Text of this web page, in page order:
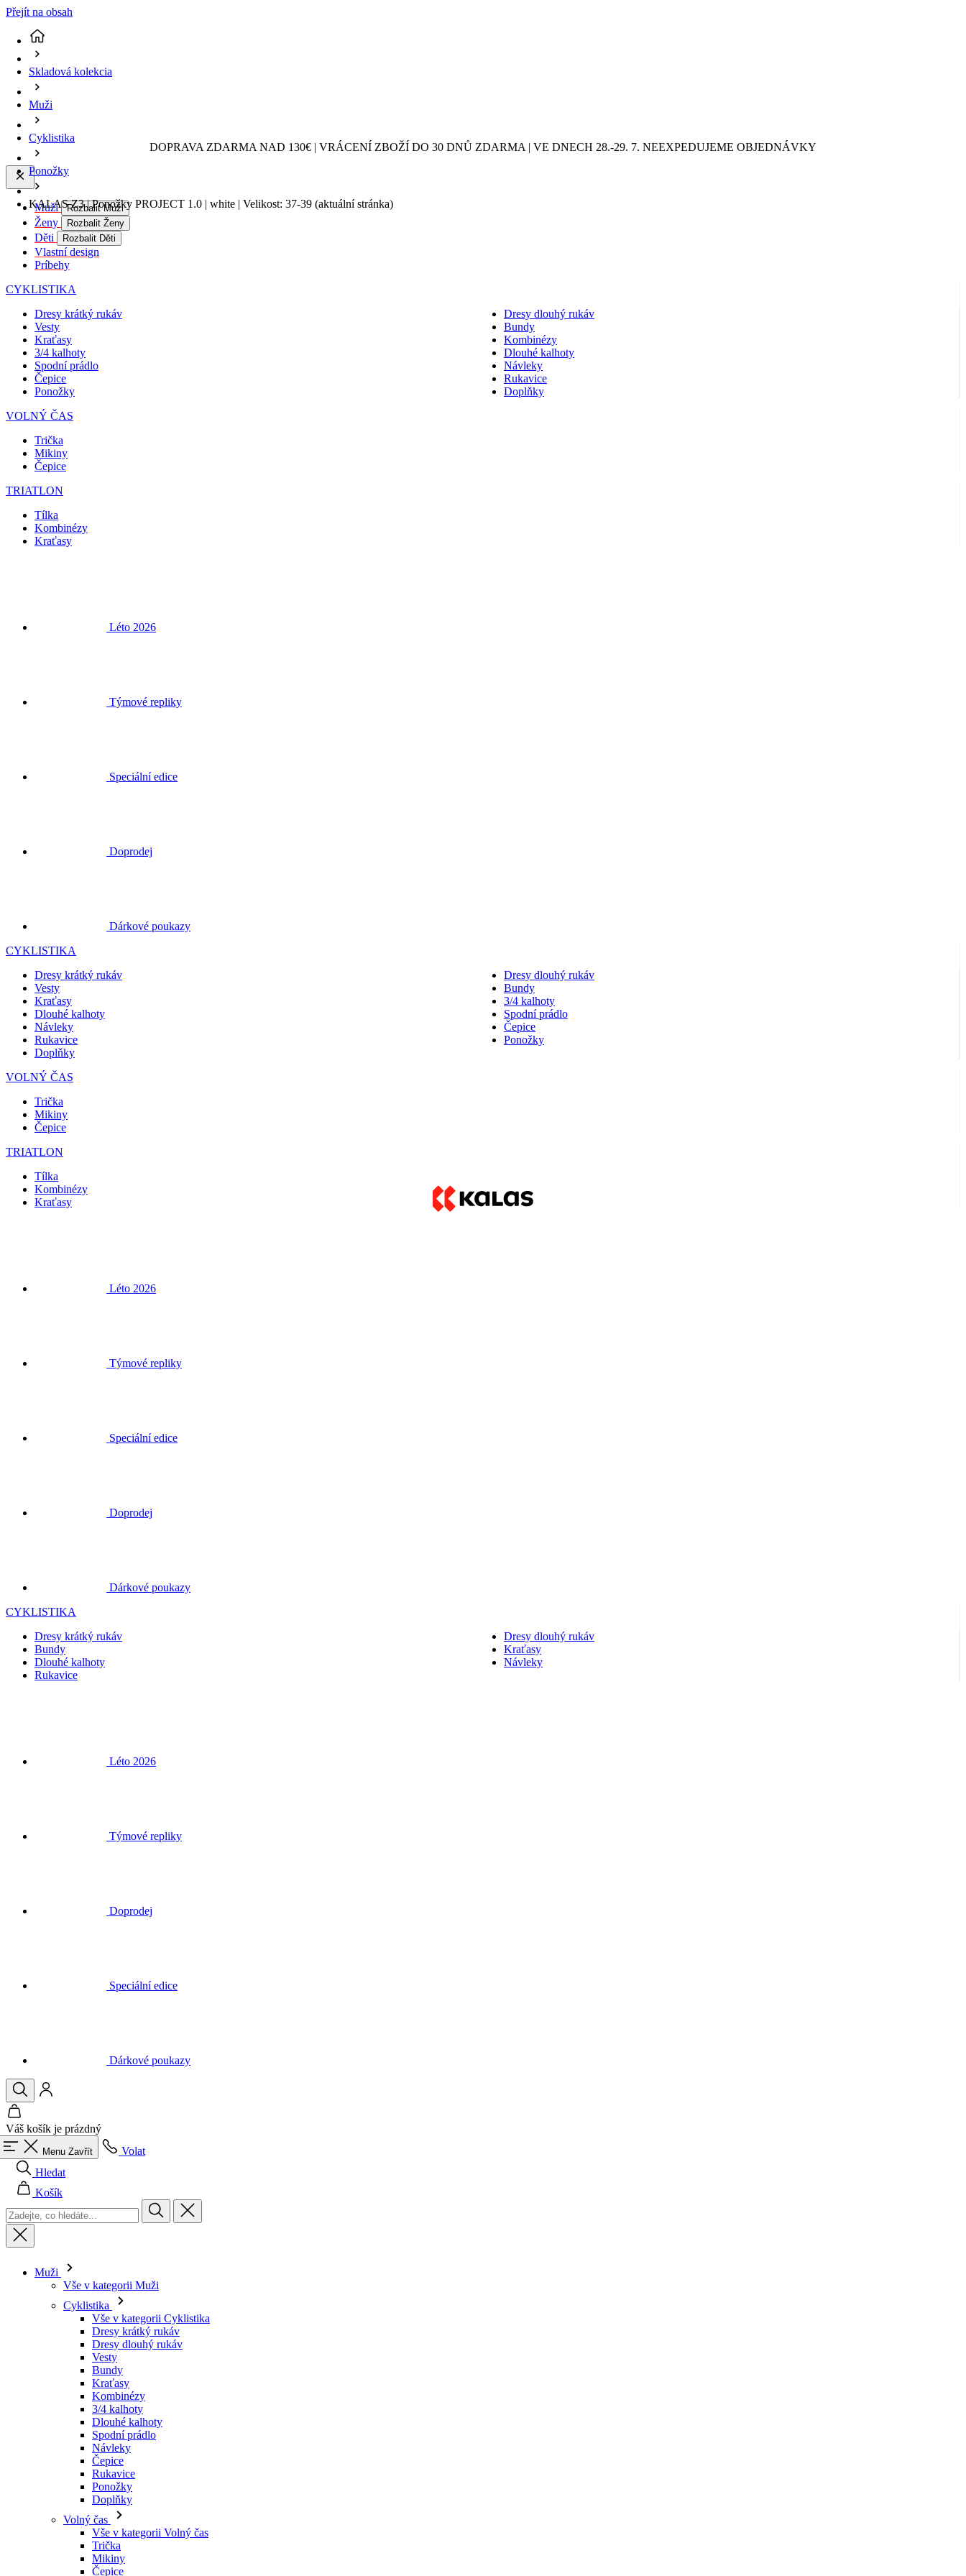
Přejít na obsah
DOPRAVA ZDARMA NAD 130€ | VRÁCENÍ ZBOŽÍ DO 30 DNŮ ZDARMA | VE DNECH 28.-29. 7. NEEXPEDUJEME OBJEDNÁVKY
Muži Rozbalit Muži
Ženy Rozbalit Ženy
Děti Rozbalit Děti
Vlastní design
Príbehy
CYKLISTIKA
Dresy krátký rukáv
Dresy dlouhý rukáv
Vesty
Bundy
Kraťasy
Kombinézy
3/4 kalhoty
Dlouhé kalhoty
Spodní prádlo
Návleky
Čepice
Rukavice
Ponožky
Doplňky
VOLNÝ ČAS
Trička
Mikiny
Čepice
TRIATLON
Tílka
Kombinézy
Kraťasy
Léto 2026
Týmové repliky
Speciální edice
Doprodej
Dárkové poukazy
CYKLISTIKA
Dresy krátký rukáv
Dresy dlouhý rukáv
Vesty
Bundy
Kraťasy
3/4 kalhoty
Dlouhé kalhoty
Spodní prádlo
Návleky
Čepice
Rukavice
Ponožky
Doplňky
VOLNÝ ČAS
Trička
Mikiny
Čepice
TRIATLON
Tílka
Kombinézy
Kraťasy
Léto 2026
Týmové repliky
Speciální edice
Doprodej
Dárkové poukazy
CYKLISTIKA
Dresy krátký rukáv
Dresy dlouhý rukáv
Bundy
Kraťasy
Dlouhé kalhoty
Návleky
Rukavice
Léto 2026
Týmové repliky
Doprodej
Speciální edice
Dárkové poukazy
Váš košík je prázdný
Menu Zavřít
Volat
Hledat
Košík
Muži
Vše v kategorii Muži
Cyklistika
Vše v kategorii Cyklistika
Dresy krátký rukáv
Dresy dlouhý rukáv
Vesty
Bundy
Kraťasy
Kombinézy
3/4 kalhoty
Dlouhé kalhoty
Spodní prádlo
Návleky
Čepice
Rukavice
Ponožky
Doplňky
Volný čas
Vše v kategorii Volný čas
Trička
Mikiny
Čepice
Skladová kolekcia
Muži
Cyklistika
Ponožky
KALAS Z3 | Ponožky PROJECT 1.0 | white | Velikost: 37-39 (aktuální stránka)